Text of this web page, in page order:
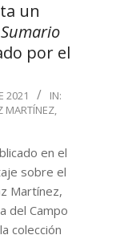
un
Sumario
por el
2021
IN:
MARTÍNEZ,
en el
sobre el
Martínez,
del Campo
colección